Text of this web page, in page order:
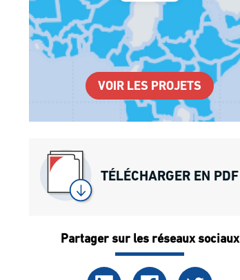
VOIR LES PROJETS
TÉLÉCHARGER EN PDF
Partager sur les réseaux sociaux